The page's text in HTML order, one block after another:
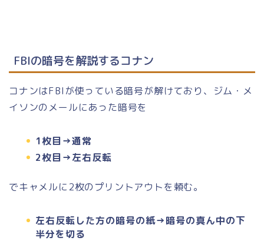
FBIの暗号を解説するコナン
コナンはFBIが使っている暗号が解けており、ジム・メ
イソンのメールにあった暗号を
1枚目→通常
2枚目→左右反転
でキャメルに2枚のプリントアウトを頼む。
左右反転した方の暗号の紙→暗号の真ん中の下
半分を切る